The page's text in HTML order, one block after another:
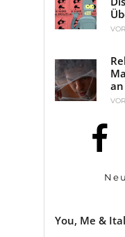
You, Me &